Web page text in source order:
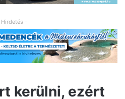
Hirdetés -
kerülni, ezért